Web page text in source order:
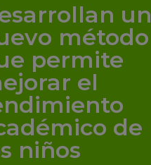
un
método
permite
el
de
niños